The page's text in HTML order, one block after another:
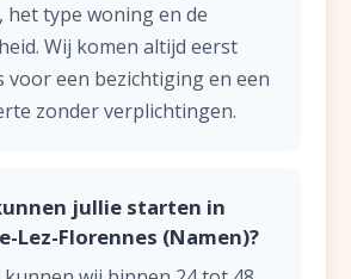
het type woning en de
Wij komen altijd eerst
voor een bezichtiging en een
zonder verplichtingen.
jullie starten in
Lez-Florennes (Namen)?